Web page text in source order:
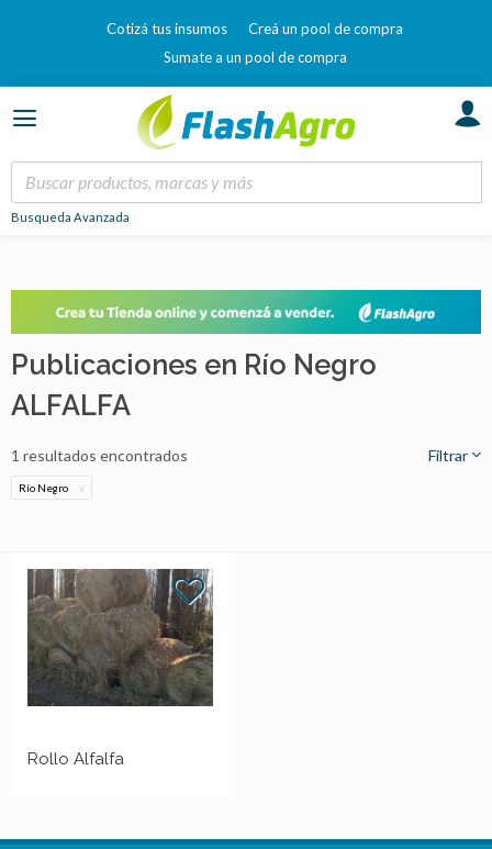
Cotizá tus insumos
Creá un pool de compra
Sumate a un pool de compra
Busqueda Avanzada
Rollo Alfalfa
Publicaciones en Río Negro
ALFALFA
1 resultados encontrados Filtrar
Río Negro